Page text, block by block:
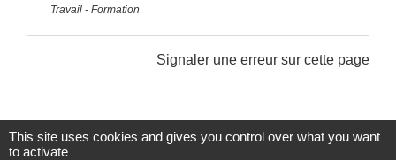
Travail - Formation
Signaler une erreur sur cette page
This site uses cookies and gives you control over what you want
to activate